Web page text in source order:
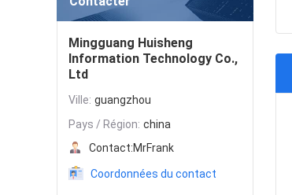
Mingguang Huisheng
Information Technology Co.,
Ltd
Ville: guangzhou
Pays / Région: china
Contact:MrFrank
Coordonnées du contact